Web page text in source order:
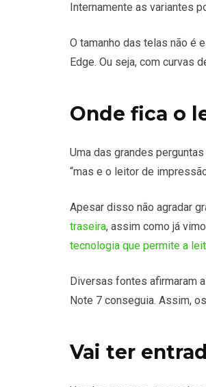
Internamente as variantes
O tamanho das telas não é
Edge. Ou seja, com curvas
Onde fica o
Uma das grandes
“mas e o leitor de
Apesar disso não agradar
traseira, assim como já
tecnologia que permite a
Diversas fontes afirmaram
Note 7 conseguia. Assim,
Vai ter